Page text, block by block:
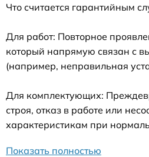
Что считается гарантийным
Для работ: Повторное
который напрямую связан с
(например, неправильная
Для комплектующих:
строя, отказ в работе или
характеристикам при
Показать полностью